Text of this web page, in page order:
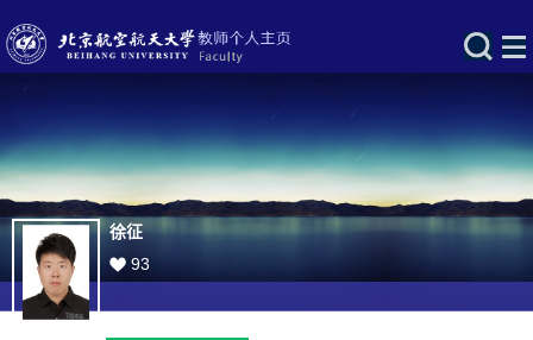
徐征
93